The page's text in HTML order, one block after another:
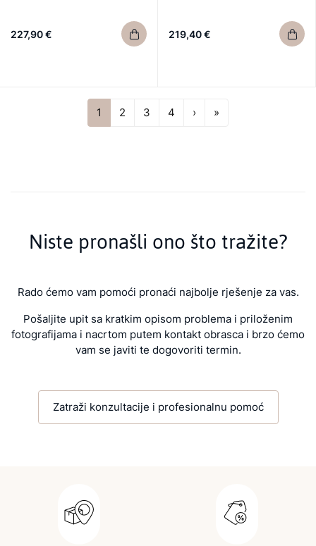
227,90 € 219,40 €
1 2 3 4 ›Next
»
Niste pronašli ono što tražite?
Rado ćemo vam pomoći pronaći najbolje rješenje za vas.
Pošaljite upit sa kratkim opisom problema i priloženim
fotografijama i nacrtom putem kontakt obrasca i brzo ćemo
vam se javiti te dogovoriti termin.
Zatraži konzultacije i profesionalnu pomoć